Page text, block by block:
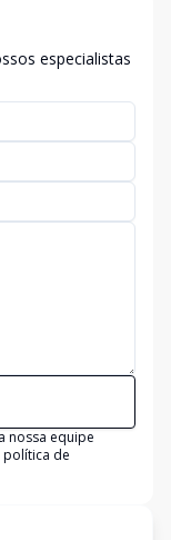
especialistas
nossa equipe
política de